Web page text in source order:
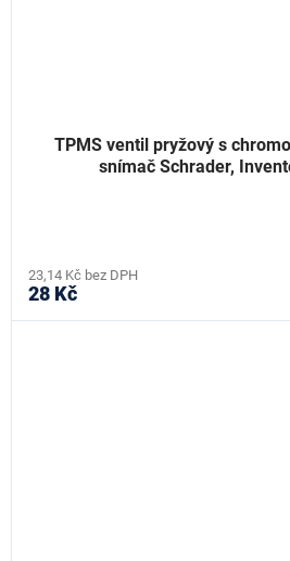
TPMS ventil pryžový s
snímač Schrader,
23,14 Kč bez DPH
28 Kč